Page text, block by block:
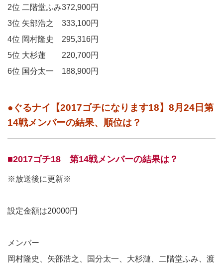
2位 二階堂ふみ372,900円
3位 矢部浩之 333,100円
4位 岡村隆史 295,316円
5位 大杉蓮 220,700円
6位 国分太一 188,900円
●ぐるナイ【2017ゴチになります18】8月24日第
14戦メンバーの結果、順位は？
■2017ゴチ18 第14戦メンバーの結果は？
※放送後に更新※
設定金額は20000円
メンバー
岡村隆史、矢部浩之、国分太一、大杉漣、二階堂ふみ、渡